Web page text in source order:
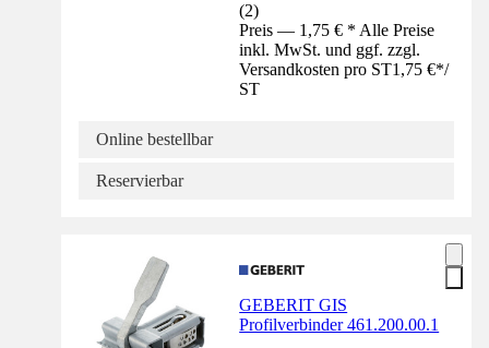
(2)
Preis — 1,75 € * Alle Preise
inkl. MwSt. und ggf. zzgl.
Versandkosten pro ST1,75 €*/
ST
Online bestellbar
Reservierbar
GEBERIT GIS
Profilverbinder 461.200.00.1